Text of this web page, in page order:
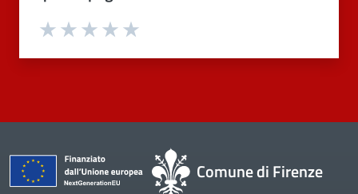
Valuta 4 stelle su 5
Valuta 3 stelle su 5
Valuta 2 stelle su 5
Valuta 1 stelle su 5
Comune di Firenze